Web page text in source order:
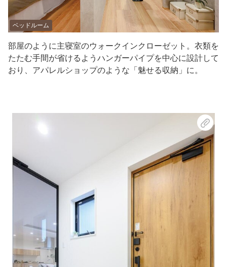
ベッドルーム
部屋のように主寝室のウォークインクローゼット。衣類を
たたむ手間が省けるようハンガーパイプを中心に設計して
おり、アパレルショップのような「魅せる収納」に。